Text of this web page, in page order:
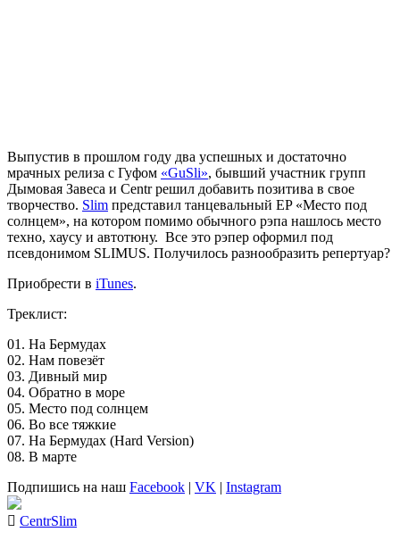
Выпустив в прошлом году два успешных и достаточно
мрачных релиза с Гуфом «GuSli», бывший участник групп
Дымовая Завеса и Centr решил добавить позитива в свое
творчество. Slim представил танцевальный EP «Место под
солнцем», на котором помимо обычного рэпа нашлось место
техно, хаусу и автотюну. Все это рэпер оформил под
псевдонимом SLIMUS. Получилось разнообразить репертуар?
Приобрести в iTunes.
Треклист:
01. На Бермудах
02. Нам повезёт
03. Дивный мир
04. Обратно в море
05. Место под солнцем
06. Во все тяжкие
07. На Бермудах (Hard Version)
08. В марте
Подпишись на наш Facebook | VK | Instagram
CentrSlim